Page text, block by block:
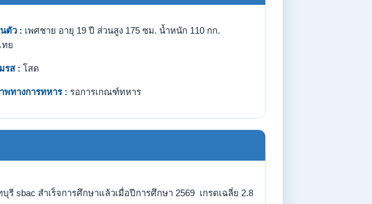
ตัว : เพศชาย อายุ 19 ปี ส่วนสูง 175 ซม. น้ำหนัก 110 กก.
ย
รส : โสด
พทางการทหาร : รอการเกณฑ์ทหาร
sbac สำเร็จการศึกษาแล้วเมื่อปีการศึกษา 2569 เกรดเฉลี่ย 2.8